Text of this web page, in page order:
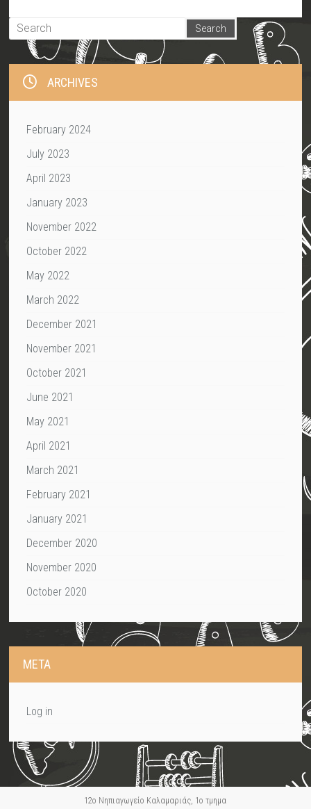
ARCHIVES
February 2024
July 2023
April 2023
January 2023
November 2022
October 2022
May 2022
March 2022
December 2021
November 2021
October 2021
June 2021
May 2021
April 2021
March 2021
February 2021
January 2021
December 2020
November 2020
October 2020
META
Log in
12ο Νηπιαγωγείο Καλαμαριάς, 1ο τμημα